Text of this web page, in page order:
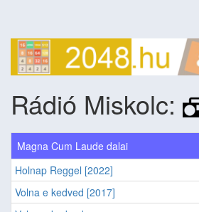
Rádió Miskolc:
Magna Cum Laude dalai
Holnap Reggel [2022]
Volna e kedved [2017]